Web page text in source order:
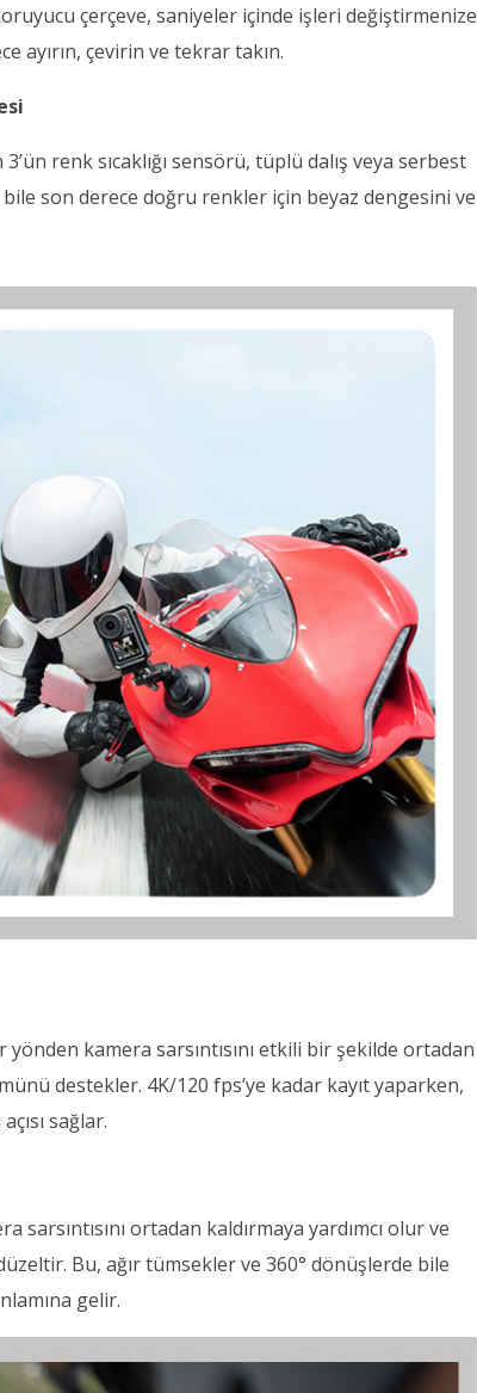
çerçeve, saniyeler içinde işleri değiştirmenize
ayırın, çevirin ve tekrar takın.
renk sıcaklığı sensörü, tüplü dalış veya serbest
son derece doğru renkler için beyaz dengesini ve
kamera sarsıntısını etkili bir şekilde ortadan
destekler. 4K/120 fps’ye kadar kayıt yaparken,
sağlar.
ortadan kaldırmaya yardımcı olur ve
Bu, ağır tümsekler ve 360° dönüşlerde bile
gelir.